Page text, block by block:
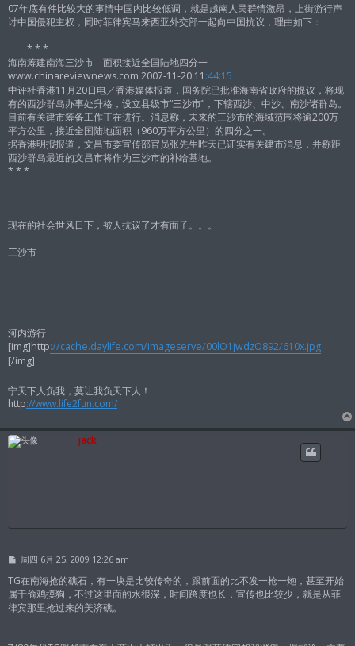
07年底有件比较大的事情中国内比较低调，就是越南人民群情激昂，上街游行声
讨中国侵犯主权，同时菲律宾马来西亚外交部一起向中国抗议，理由如下：
* * *
海南筹建南海三沙市 面积接近全国陆地四分一
www.chinareviewnews.com 2007-11-20 11 :44:15
中评社香港11月20日电／香港媒体报道，国务院已批准海南省政府的提议，将现
有的西沙群岛办事处升格，设立县级市“三沙市”，下辖西沙、中沙、南沙诸群岛。
目前有关建市筹备工作正在进行。消息称，未来的三沙市的海域范围将逾200万
平方公里，接近全国陆地面积（960万平方公里）的四分之一。
据香港明报报道，文昌市委宣传部官员张先生昨天已证实有关建市消息，并称距
西沙群岛最近的文昌市将作为三沙市的补给基地。
* * *
现在的社会世风日下，被人抗议了才有面子。。。
三沙市
河内游行
[img]http://cache.daylife.com/imageserve/00lO1jwdzO892/610x.jpg
[/img]
宁天下人负我，莫让我负天下人！
http://www.life2fun.com/
jack
帖
周四 6月 25, 2009 12:26 am
TG在南海抢的礁石，有一块是比较传奇的，跟前面的比不发一枪一炮，甚至开始
属于偷鸡摸狗，不过这里面的水很深，时间跨度也长，宣传也比较少，就是从菲
律宾那里抢过来的美济礁。